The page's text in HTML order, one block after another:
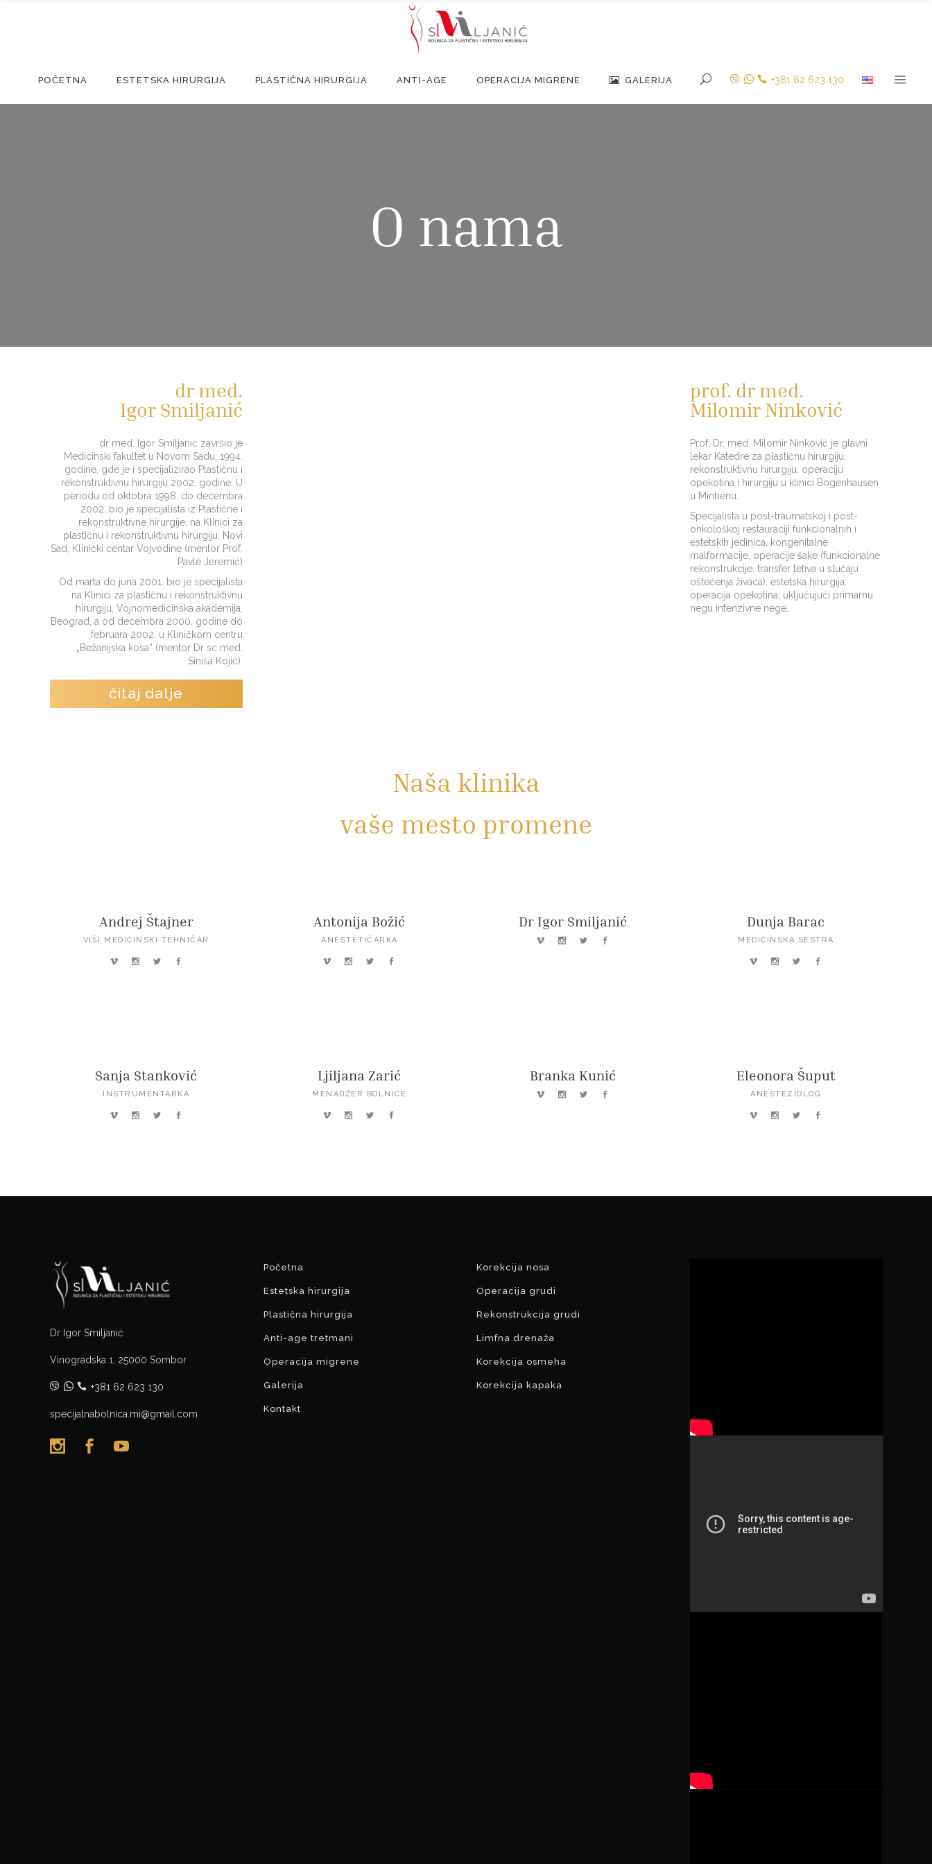
POČETNA ESTETSKA HIRURGIJA PLASTIČNA HIRURGIJA ANTI-AGE OPERACIJA MIGRENE GALERIJA +381 62 623 130
O nama
dr med.
Igor Smiljanić
dr med. Igor Smiljanić završio je
Medicinski fakultet u Novom Sadu, 1994.
godine, gde je i specijalizirao Plastičnu i
rekonstruktivnu hirurgiju 2002. godine. U
periodu od oktobra 1998. do decembra
2002. bio je specijalista iz Plastične i
rekonstruktivne hirurgije, na Klinici za
plastičnu i rekonstruktivnu hirurgiju, Novi
Sad, Klinički centar Vojvodine (mentor Prof.
Pavle Jeremić)
Od marta do juna 2001. bio je specijalista
na Klinici za plastičnu i rekonstruktivnu
hirurgiju, Vojnomedicinska akademija,
Beograd, a od decembra 2000. godine do
februara 2002. u Kliničkom centru
„Bežanijska kosa“ (mentor Dr sc med.
Siniša Kojić).
čitaj dalje
prof. dr med.
Milomir Ninković
Prof. Dr. med. Milomir Ninković je glavni
lekar Katedre za plastičnu hirurgiju,
rekonstruktivnu hirurgiju, operaciju
opekotina i hirurgiju u klinici Bogenhausen
u Minhenu.
Specijalista u post-traumatskoj i post-
onkološkoj restauraciji funkcionalnih i
estetskih jedinica, kongenitalne
malformacije, operacije šake (funkcionalne
rekonstrukcije, transfer tetiva u slučaju
oštećenja živaca), estetska hirurgija,
operacija opekotina, uključujući primarnu
negu intenzivne nege.
Naša klinika
vaše mesto promene
Andrej Štajner
VIŠI MEDICINSKI TEHNIČAR
Antonija Božić
ANESTETIČARKA
Dr Igor Smiljanić Dunja Barac
MEDICINSKA SESTRA
Sanja Stanković
INSTRUMENTARKA
Ljiljana Zarić
MENADŽER BOLNICE
Branka Kunić Eleonora Šuput
ANESTEZIOLOG
Dr Igor Smiljanić
Vinogradska 1, 25000 Sombor
+381 62 623 130
specijalnabolnica.mi@gmail.com
Početna
Estetska hirurgija
Plastična hirurgija
Anti-age tretmani
Operacija migrene
Galerija
Kontakt
Korekcija nosa
Operacija grudi
Rekonstrukcija grudi
Limfna drenaža
Korekcija osmeha
Korekcija kapaka